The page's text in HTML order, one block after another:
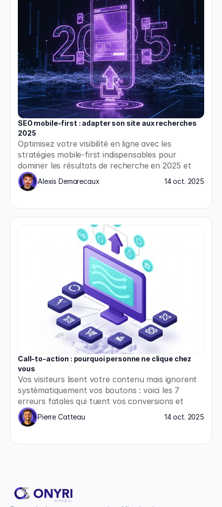
SEO mobile-first : adapter son site aux recherches
2025
Optimisez votre visibilité en ligne avec les
stratégies mobile-first indispensables pour
dominer les résultats de recherche en 2025 et
répondre aux nouvelles exigences de Google.
Alexis Demarecaux 14 oct. 2025
Call-to-action : pourquoi personne ne clique chez
vous
Vos visiteurs lisent votre contenu mais ignorent
systématiquement vos boutons : voici les 7
erreurs fatales qui tuent vos conversions et
comment les corriger immédiatement.
Pierre Catteau 14 oct. 2025